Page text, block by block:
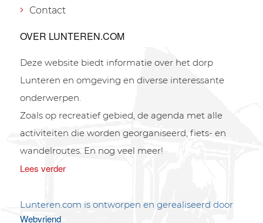
Contact
OVER LUNTEREN.COM
Deze website biedt informatie over het dorp
Lunteren en omgeving en diverse interessante
onderwerpen.
Zoals op recreatief gebied, de agenda met alle
activiteiten die worden georganiseerd, fiets- en
wandelroutes. En nog veel meer!
Lees verder
Lunteren.com is ontworpen en gerealiseerd door
Webvriend